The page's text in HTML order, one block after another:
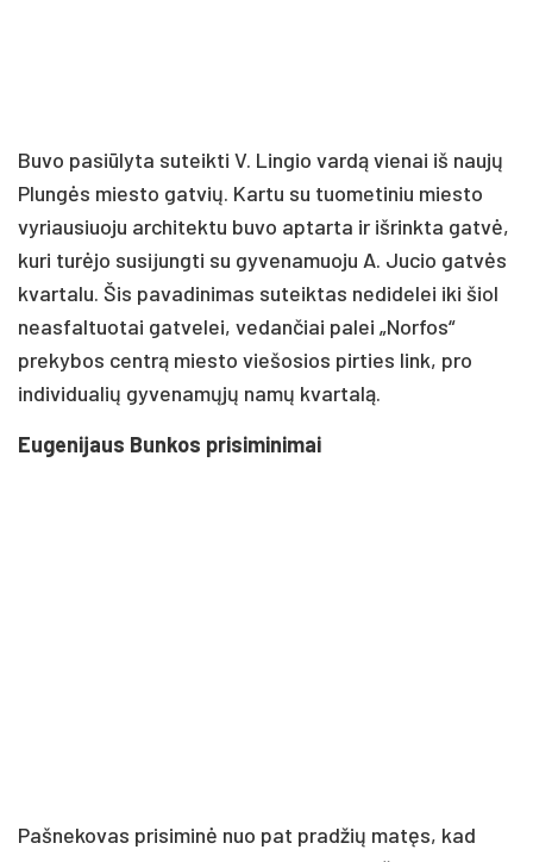
Buvo pasiūlyta suteikti V. Lingio vardą vienai iš naujų
Plungės miesto gatvių. Kartu su tuometiniu miesto
vyriausiuoju architektu buvo aptarta ir išrinkta gatvė,
kuri turėjo susijungti su gyvenamuoju A. Jucio gatvės
kvartalu. Šis pavadinimas suteiktas nedidelei iki šiol
neasfaltuotai gatvelei, vedančiai palei „Norfos“
prekybos centrą miesto viešosios pirties link, pro
individualių gyvenamųjų namų kvartalą.
Eugenijaus Bunkos prisiminimai
Pašnekovas prisiminė nuo pat pradžių matęs, kad